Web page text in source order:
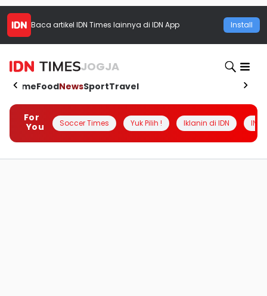
Baca artikel IDN Times lainnya di IDN App Install
JOGJA
HomeFoodNewsSportTravel
For
You
Soccer Times Yuk Pilih ! Iklanin di IDN